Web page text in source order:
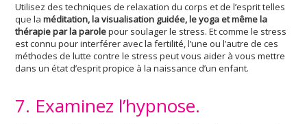
Utilisez des techniques de relaxation du corps et de l’esprit telles
que laméditation, la visualisation guidée, le yoga et même la
thérapie par la parolepour soulager le stress. Et comme le stress
est connu pour interférer avec la fertilité, l’une ou l’autre de ces
méthodes de lutte contre le stress peut vous aider à vous mettre
dans un état d’esprit propice à la naissance d’un enfant.
7. Examinez l’hypnose.